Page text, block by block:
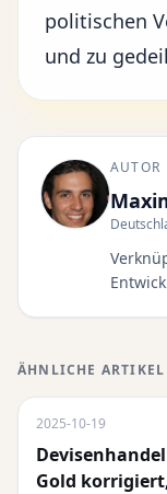
politischen
und zu
AUTOR
ÄHNLICHE ARTIKEL
2025-10-19
Gold